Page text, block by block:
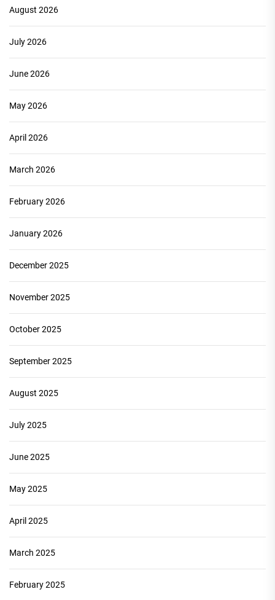
August 2026
July 2026
June 2026
May 2026
April 2026
March 2026
February 2026
January 2026
December 2025
November 2025
October 2025
September 2025
August 2025
July 2025
June 2025
May 2025
April 2025
March 2025
February 2025